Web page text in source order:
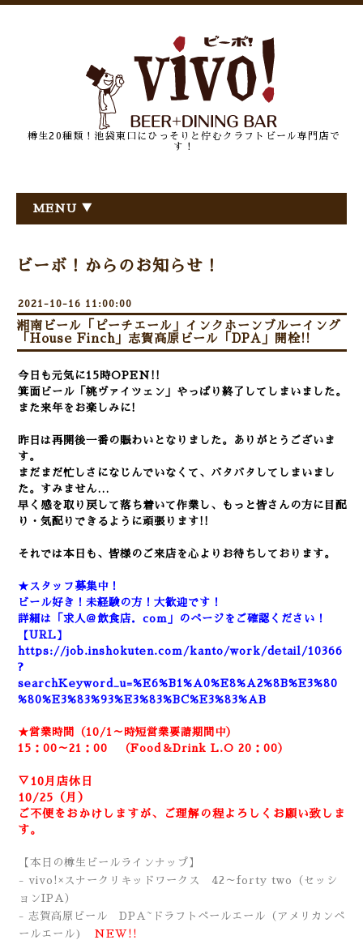
樽生20種類！池袋東口にひっそりと佇むクラフトビール専門店で
す！
MENU ▼
ビーボ！からのお知らせ！
2021-10-16 11:00:00
湘南ビール「ピーチエール」インクホーンブルーイング
「House Finch」志賀高原ビール「DPA」開栓!!
今日も元気に15時OPEN!!
箕面ビール「桃ヴァイツェン」やっぱり終了してしまいました。
また来年をお楽しみに!
昨日は再開後一番の賑わいとなりました。ありがとうございま
す。
まだまだ忙しさになじんでいなくて、バタバタしてしまいまし
た。すみません…
早く感を取り戻して落ち着いて作業し、もっと皆さんの方に目配
り・気配りできるように頑張ります!!
それでは本日も、皆様のご来店を心よりお待ちしております。
★スタッフ募集中！
ビール好き！未経験の方！大歓迎です！
詳細は「求人＠飲食店．com」のページをご確認ください！
【URL】
https://job.inshokuten.com/kanto/work/detail/10366
?
searchKeyword_u=%E6%B1%A0%E8%A2%8B%E3%80
%80%E3%83%93%E3%83%BC%E3%83%AB
★営業時間（10/1～時短営業要請期間中）
15：00～21：00 （Food＆Drink L.O 20：00）
▽10月店休日
10/25（月）
ご不便をおかけしますが、ご理解の程よろしくお願い致しま
す。
【本日の樽生ビールラインナップ】
- vivo!×スナークリキッドワークス 42～forty two（セッシ
ョンIPA）
- 志賀高原ビール DPA~ドラフトペールエール（アメリカンペ
ールエール) NEW!!